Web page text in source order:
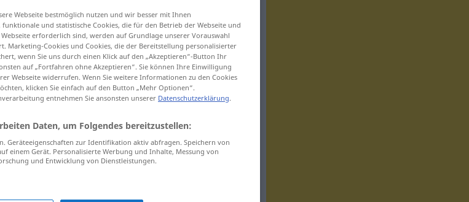
Webseite bestmöglich nutzen und wir besser mit Ihnen
und statistische Cookies, die für den Betrieb der Webseite und
erforderlich sind, werden auf Grundlage unserer Vorauswahl
Marketing-Cookies und Cookies, die der Bereitstellung personalisierter
wenn Sie uns durch einen Klick auf den „Akzeptieren“-Button Ihr
auf „Fortfahren ohne Akzeptieren“. Sie können Ihre Einwilligung
Webseite widerrufen. Wenn Sie weitere Informationen zu den Cookies
klicken Sie einfach auf den Button „Mehr Optionen“.
entnehmen Sie ansonsten unserer Datenschutzerklärung.
Daten, um Folgendes bereitzustellen:
Geräteeigenschaften zur Identifikation aktiv abfragen. Speichern von
einem Gerät. Personalisierte Werbung und Inhalte, Messung von
und Entwicklung von Dienstleistungen.